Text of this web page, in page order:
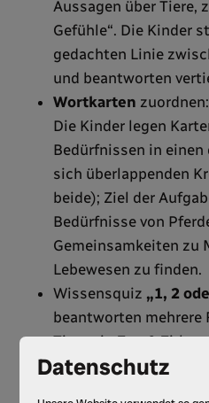
Aussagen über Tiere,
Gefühle“. Die Kinder
gedachten Linie
und beantworten
Wortkarten
Die Kinder legen
Bedürfnissen in
sich überlappenden
beide); Ziel der
Bedürfnisse von
Gemeinsamkeiten zu
Lebewesen zu finden.
Wissensquiz „1, 2
beantworten mehrere
Tieren in Zoo &
in Österreich wird